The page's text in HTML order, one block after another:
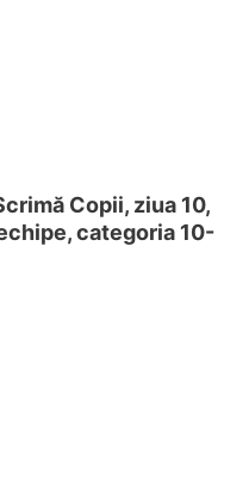
Copii, ziua 10,
categoria 10-